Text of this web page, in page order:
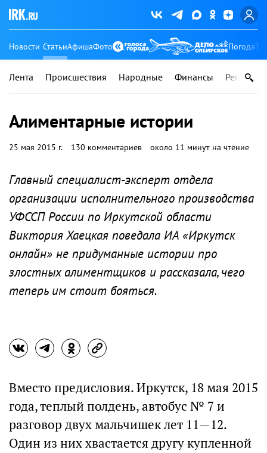
Новости СтатьиАфишаФото Погода
Лента Происшествия Народные Финансы Регионы
Алиментарные истории
25 мая 2015 г. 130 комментариев около 11 минут на чтение
Главный специалист-эксперт отдела
организации исполнительного производства
УФССП России по Иркутской области
Виктория Хаецкая поведала ИА «Иркутск
онлайн» не придуманные истории про
злостных алиментщиков и рассказала, чего
теперь им стоит бояться.
Вместо предисловия. Иркутск, 18 мая 2015
года, теплый полдень, автобус № 7 и
разговор двух мальчишек лет 11—12.
Один из них хвастается другу купленной